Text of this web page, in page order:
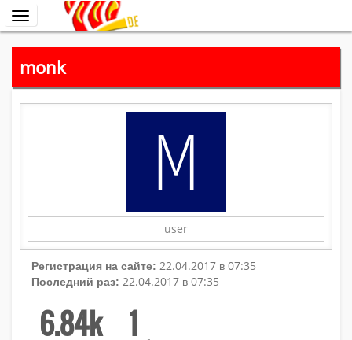
Переключить
навигацию
monk
user
Регистрация на сайте: 22.04.2017 в 07:35
Последний раз: 22.04.2017 в 07:35
6.84k 1